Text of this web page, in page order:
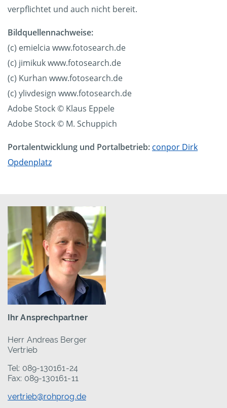
verpflichtet und auch nicht bereit.
Bildquellennachweise:
(c) emielcia www.fotosearch.de
(c) jimikuk www.fotosearch.de
(c) Kurhan www.fotosearch.de
(c) ylivdesign www.fotosearch.de
Adobe Stock © Klaus Eppele
Adobe Stock © M. Schuppich
Portalentwicklung und Portalbetrieb: conpor Dirk
Opdenplatz
Ihr Ansprechpartner
Herr Andreas Berger
Vertrieb
Tel: 089-130161-24
Fax: 089-130161-11
vertrieb@rohprog.de